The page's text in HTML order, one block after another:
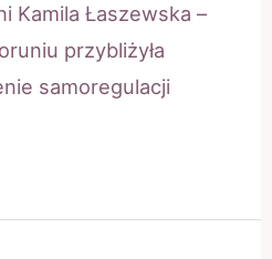
Kamila Łaszewska –
przybliżyła
samoregulacji